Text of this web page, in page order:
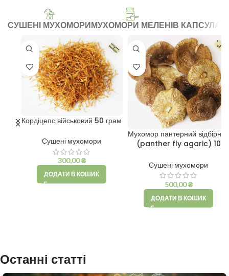
СУШЕНІ МУХОМОРИМУХОМОРИ МЕЛЕНІВ КАПСУЛАХ
Кордіцепс військовий 50 грам
Сушені мухомори
300,00₴
ДОДАТИ В КОШИК
Мухомор пантерний відбірний
(panther fly agaric) 10
Сушені мухомори
500,00₴
ДОДАТИ В КОШИК
Останні статті